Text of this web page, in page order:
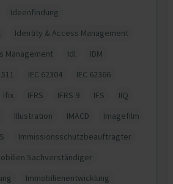
Ideenfindung
Identity & Access Management
Management
Idl
IDM
IEC 62304
IEC 62366
Ifix IFRS IFRS 9 IFS
IIQ
Illustration IMACD
Imagefilm
Immissionsschutzbeauftragter
Sachverständiger
Immobilienentwicklung